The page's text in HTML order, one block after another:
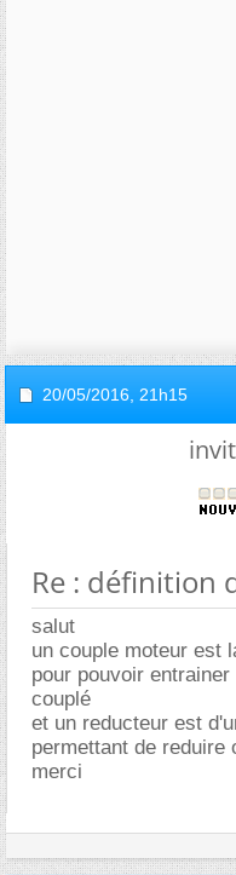
20/05/2016, 21h15
Re : définition
salut
un couple moteur est
pour pouvoir
couplé
et un reducteur est
permettant de reduire
merci